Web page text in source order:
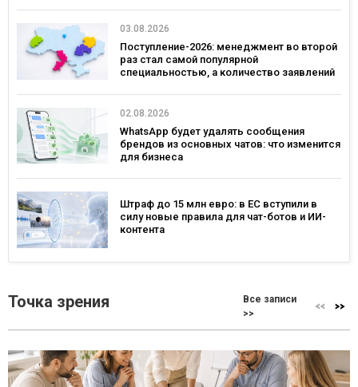
03.08.2026
Поступление-2026: менеджмент во второй
раз стал самой популярной
специальностью, а количество заявлений
02.08.2026
WhatsApp будет удалять сообщения
брендов из основных чатов: что изменится
для бизнеса
Штраф до 15 млн евро: в ЕС вступили в
силу новые правила для чат-ботов и ИИ-
контента
Точка зрения
Все записи
>>